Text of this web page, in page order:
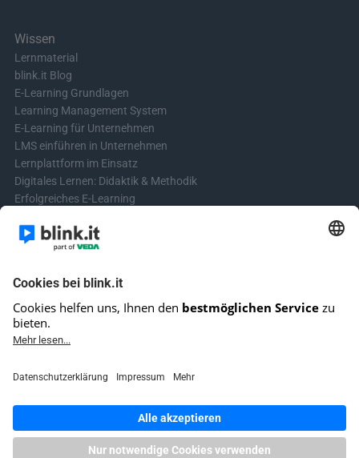
Wissen
Lernmaterial
blink.it Blog
E-Learning Grundlagen
Learning Management System
E-Learning für Unternehmen
LMS einführen in Unternehmen
Lernplattform im Einsatz
Digitales Lernen: Didaktik & Methodik
Erfolgreiches E-Learning
Learning & Development
Videos für Online-Kurse erstellen
Kontakt aufnehmen
Kontaktformular
Fragen? Schreibe uns!
E-Mail-Kundensupport